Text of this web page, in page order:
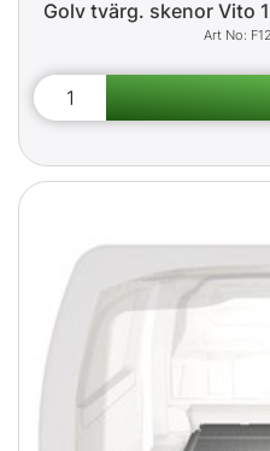
Golv tvärg. skenor Vito